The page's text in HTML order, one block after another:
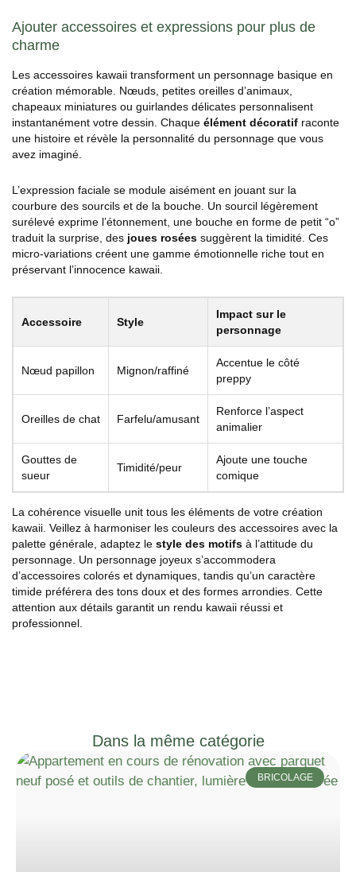
Ajouter accessoires et expressions pour plus de
charme
Les accessoires kawaii transforment un personnage basique en
création mémorable. Nœuds, petites oreilles d’animaux,
chapeaux miniatures ou guirlandes délicates personnalisent
instantanément votre dessin. Chaque élément décoratif raconte
une histoire et révèle la personnalité du personnage que vous
avez imaginé.
L’expression faciale se module aisément en jouant sur la
courbure des sourcils et de la bouche. Un sourcil légèrement
surélevé exprime l’étonnement, une bouche en forme de petit “o”
traduit la surprise, des joues rosées suggèrent la timidité. Ces
micro-variations créent une gamme émotionnelle riche tout en
préservant l’innocence kawaii.
Accessoire Style
Impact sur le
personnage
Nœud papillon Mignon/raffiné
Accentue le côté
preppy
Oreilles de chat Farfelu/amusant
Renforce l’aspect
animalier
Gouttes de
sueur
Timidité/peur
Ajoute une touche
comique
La cohérence visuelle unit tous les éléments de votre création
kawaii. Veillez à harmoniser les couleurs des accessoires avec la
palette générale, adaptez le style des motifs à l’attitude du
personnage. Un personnage joyeux s’accommodera
d’accessoires colorés et dynamiques, tandis qu’un caractère
timide préférera des tons doux et des formes arrondies. Cette
attention aux détails garantit un rendu kawaii réussi et
professionnel.
Dans la même catégorie
BRICOLAGE